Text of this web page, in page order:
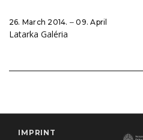
26. March 2014. ‒ 09. April
Latarka Galéria
IMPRINT